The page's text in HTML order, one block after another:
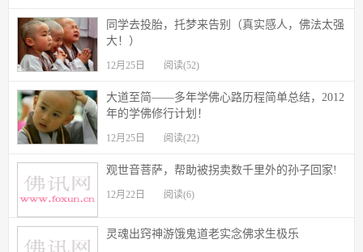
同学去投胎，托梦来告别（真实感人，佛法太强
大！）
12月25日 阅读(52)
大道至简——多年学佛心路历程简单总结，2012
年的学佛修行计划！
12月25日 阅读(22)
观世音菩萨，帮助被拐卖数千里外的孙子回家!
12月22日 阅读(6)
灵魂出窍神游饿鬼道老实念佛求生极乐